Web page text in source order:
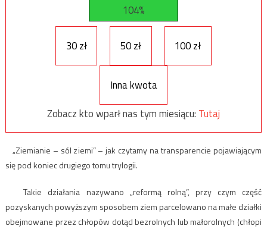
104%
30 zł 50 zł 100 zł
Inna kwota
Zobacz kto wparł nas tym miesiącu: Tutaj
„Ziemianie – sól ziemi” – jak czytamy na transparencie pojawiającym
się pod koniec drugiego tomu trylogii.
Takie działania nazywano „reformą rolną”, przy czym część
pozyskanych powyższym sposobem ziem parcelowano na małe działki
obejmowane przez chłopów dotąd bezrolnych lub małorolnych (chłopi